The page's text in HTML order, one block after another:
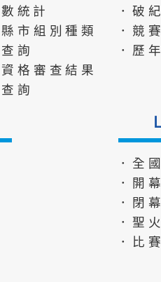
數統計
縣市組別種類
查詢
資格審查結果
查詢
．破
．競
．歷
．全
．開
．閉
．聖
．比